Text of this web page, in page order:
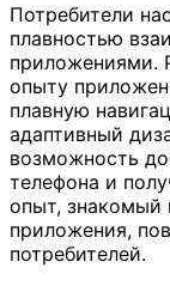
Потребители
плавностью
приложениями.
опыту
плавную
адаптивный
возможность
телефона и
опыт, знакомый
приложения,
потребителей.